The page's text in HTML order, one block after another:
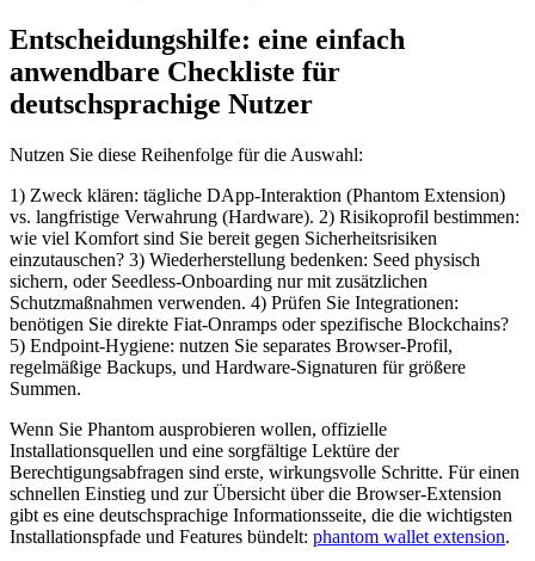
Entscheidungshilfe: eine einfach
anwendbare Checkliste für
deutschsprachige Nutzer
Nutzen Sie diese Reihenfolge für die Auswahl:
1) Zweck klären: tägliche DApp‑Interaktion (Phantom Extension)
vs. langfristige Verwahrung (Hardware). 2) Risikoprofil bestimmen:
wie viel Komfort sind Sie bereit gegen Sicherheitsrisiken
einzutauschen? 3) Wiederherstellung bedenken: Seed physisch
sichern, oder Seedless‑Onboarding nur mit zusätzlichen
Schutzmaßnahmen verwenden. 4) Prüfen Sie Integrationen:
benötigen Sie direkte Fiat‑Onramps oder spezifische Blockchains?
5) Endpoint‑Hygiene: nutzen Sie separates Browser‑Profil,
regelmäßige Backups, und Hardware‑Signaturen für größere
Summen.
Wenn Sie Phantom ausprobieren wollen, offizielle
Installationsquellen und eine sorgfältige Lektüre der
Berechtigungsabfragen sind erste, wirkungsvolle Schritte. Für einen
schnellen Einstieg und zur Übersicht über die Browser‑Extension
gibt es eine deutschsprachige Informationsseite, die die wichtigsten
Installationspfade und Features bündelt: phantom wallet extension.